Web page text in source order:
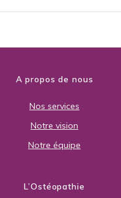
A propos de nous
Nos services
Notre vision
Notre équipe
L’Ostéopathie